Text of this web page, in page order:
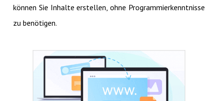
können Sie Inhalte erstellen, ohne Programmierkenntnisse
zu benötigen.